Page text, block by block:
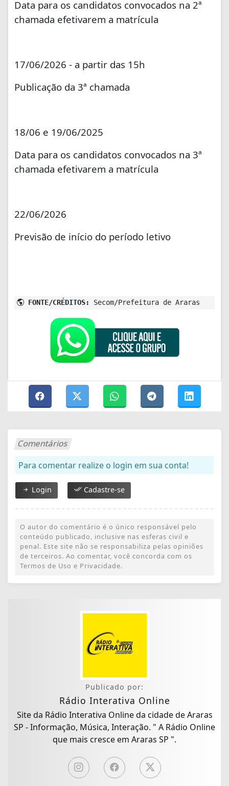
Data para os candidatos convocados na 2ª
chamada efetivarem a matrícula
17/06/2026 - a partir das 15h
Publicação da 3ª chamada
18/06 e 19/06/2025
Data para os candidatos convocados na 3ª
chamada efetivarem a matrícula
22/06/2026
Previsão de início do período letivo
FONTE/CRÉDITOS: Secom/Prefeitura de Araras
Comentários
Para comentar realize o login em sua conta!
Login Cadastre-se
O autor do comentário é o único responsável pelo
conteúdo publicado, inclusive nas esferas civil e
penal. Este site não se responsabiliza pelas opiniões
de terceiros. Ao comentar, você concorda com os
Termos de Uso e Privacidade.
Publicado por:
Rádio Interativa Online
Site da Rádio Interativa Online da cidade de Araras
SP - Informação, Música, Interação. " A Rádio Online
que mais cresce em Araras SP ".